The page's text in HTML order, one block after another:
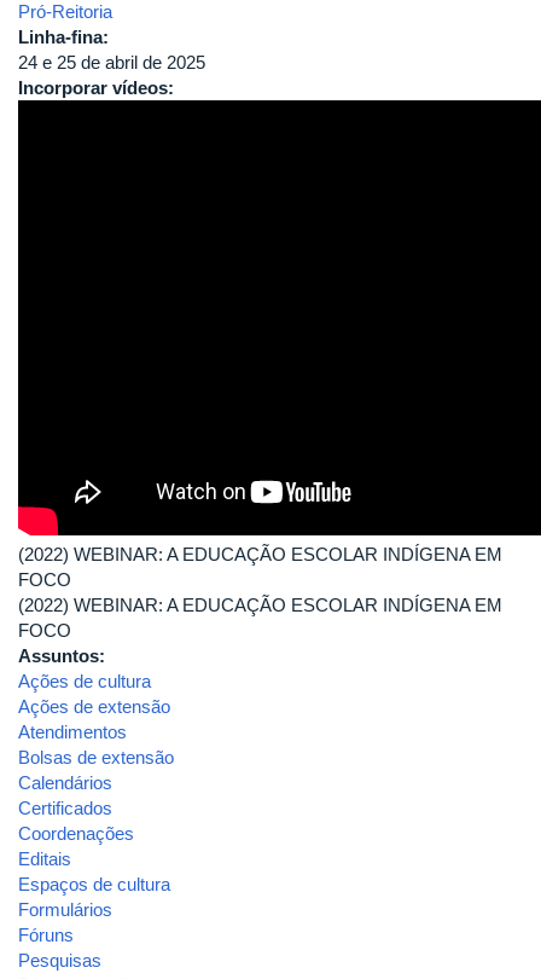
Pró-Reitoria
Linha-fina:
24 e 25 de abril de 2025
Incorporar vídeos:
(2022) WEBINAR: A EDUCAÇÃO ESCOLAR INDÍGENA EM
FOCO
(2022) WEBINAR: A EDUCAÇÃO ESCOLAR INDÍGENA EM
FOCO
Assuntos:
Ações de cultura
Ações de extensão
Atendimentos
Bolsas de extensão
Calendários
Certificados
Coordenações
Editais
Espaços de cultura
Formulários
Fóruns
Pesquisas